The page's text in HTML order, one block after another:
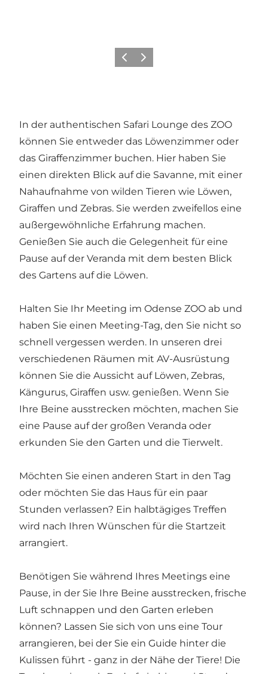
ZurückWeiter
In der authentischen Safari Lounge des ZOO
können Sie entweder das Löwenzimmer oder
das Giraffenzimmer buchen. Hier haben Sie
einen direkten Blick auf die Savanne, mit einer
Nahaufnahme von wilden Tieren wie Löwen,
Giraffen und Zebras. Sie werden zweifellos eine
außergewöhnliche Erfahrung machen.
Genießen Sie auch die Gelegenheit für eine
Pause auf der Veranda mit dem besten Blick
des Gartens auf die Löwen.
Halten Sie Ihr Meeting im Odense ZOO ab und
haben Sie einen Meeting-Tag, den Sie nicht so
schnell vergessen werden. In unseren drei
verschiedenen Räumen mit AV-Ausrüstung
können Sie die Aussicht auf Löwen, Zebras,
Kängurus, Giraffen usw. genießen. Wenn Sie
Ihre Beine ausstrecken möchten, machen Sie
eine Pause auf der großen Veranda oder
erkunden Sie den Garten und die Tierwelt.
Möchten Sie einen anderen Start in den Tag
oder möchten Sie das Haus für ein paar
Stunden verlassen? Ein halbtägiges Treffen
wird nach Ihren Wünschen für die Startzeit
arrangiert.
Benötigen Sie während Ihres Meetings eine
Pause, in der Sie Ihre Beine ausstrecken, frische
Luft schnappen und den Garten erleben
können? Lassen Sie sich von uns eine Tour
arrangieren, bei der Sie ein Guide hinter die
Kulissen führt - ganz in der Nähe der Tiere! Die